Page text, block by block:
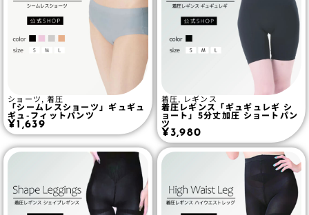
ショーツ, 着圧
「シームレスショーツ」ギュギュ
ギュ-フィットパンツ
¥1,639
着圧, レギンス
着圧レギンス「ギュギュレギ シ
ョート」5分丈加圧 ショートパン
ツ
¥3,980